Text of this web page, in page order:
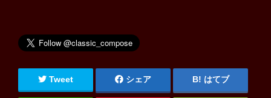
Tweet シェア はてブ